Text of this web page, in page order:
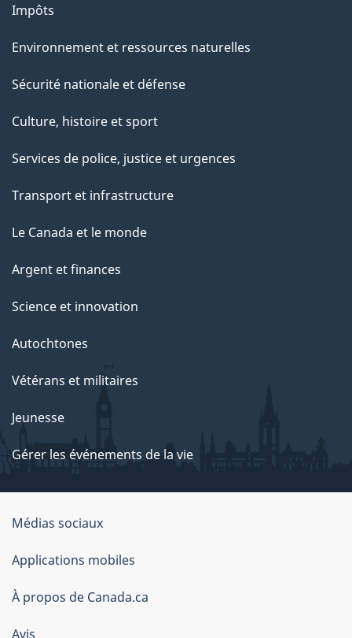
c
e
t
e
a
g
Impôts
Environnement et ressources naturelles
Sécurité nationale et défense
Culture, histoire et sport
Services de police, justice et urgences
Transport et infrastructure
Le Canada et le monde
Argent et finances
Science et innovation
Autochtones
Vétérans et militaires
Jeunesse
Gérer les événements de la vie
Organisation
du
gouvernement
du
Canada
Médias sociaux
Applications mobiles
À propos de Canada.ca
Avis